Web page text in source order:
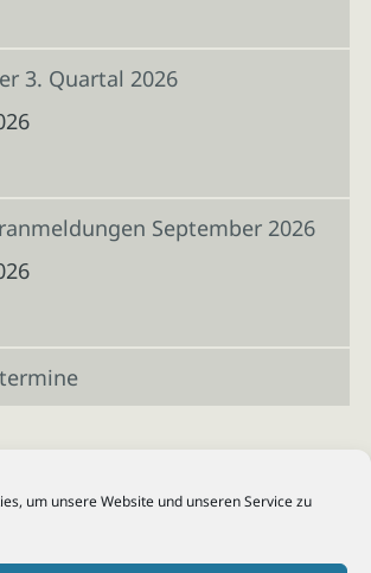
um unsere Website und unseren Service zu
3. Quartal 2026
September 2026